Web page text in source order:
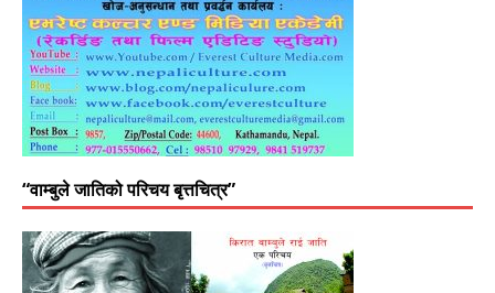
“वाम्बुले जातिको परिचय बृत्तचित्र”